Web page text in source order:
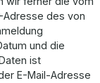
Adresse des von
und die
ist
E-Mail-Adresse